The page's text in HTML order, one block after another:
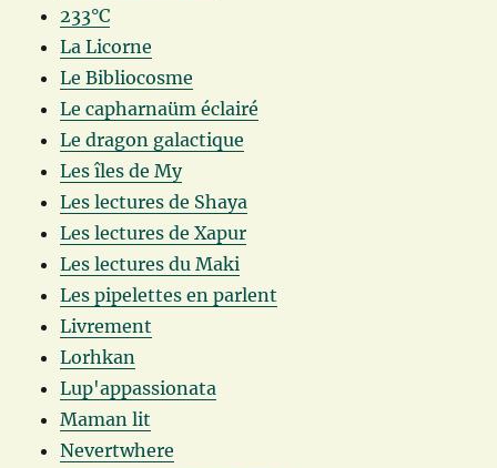
233°C
La Licorne
Le Bibliocosme
Le capharnaüm éclairé
Le dragon galactique
Les îles de My
Les lectures de Shaya
Les lectures de Xapur
Les lectures du Maki
Les pipelettes en parlent
Livrement
Lorhkan
Lup'appassionata
Maman lit
Nevertwhere